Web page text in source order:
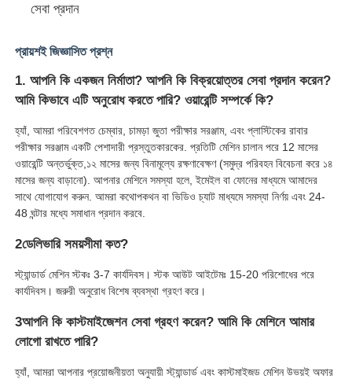
সেবা প্রদান
প্রায়শই জিজ্ঞাসিত প্রশ্ন
1. আপনি কি একজন নির্মাতা? আপনি কি বিক্রয়োত্তর সেবা প্রদান করেন?
আমি কিভাবে এটি অনুরোধ করতে পারি? ওয়ারেন্টি সম্পর্কে কি?
হ্যাঁ, আমরা পরিবেশগত চেম্বার, চামড়া জুতা পরীক্ষার সরঞ্জাম, এবং প্লাস্টিকের রাবার
পরীক্ষার সরঞ্জাম একটি পেশাদারী প্রস্তুতকারকের. প্রতিটি মেশিন চালান পরে 12 মাসের
ওয়ারেন্টি অন্তর্ভুক্ত,১২ মাসের জন্য বিনামূল্যে রক্ষণাবেক্ষণ (সমুদ্র পরিবহন বিবেচনা করে ১৪
মাসের জন্য বাড়ানো). আপনার মেশিনে সমস্যা হলে, ইমেইল বা ফোনের মাধ্যমে আমাদের
সাথে যোগাযোগ করুন. আমরা কথোপকথন বা ভিডিও চ্যাট মাধ্যমে সমস্যা নির্ণয় এবং 24-
48 ঘন্টার মধ্যে সমাধান প্রদান করবে.
2ডেলিভারি সময়সীমা কত?
স্ট্যান্ডার্ড মেশিন স্টকঃ 3-7 কার্যদিবস। স্টক আউট আইটেমঃ 15-20 পরিশোধের পরে
কার্যদিবস। জরুরী অনুরোধ বিশেষ ব্যবস্থা গ্রহণ করে।
3আপনি কি কাস্টমাইজেশন সেবা গ্রহণ করেন? আমি কি মেশিনে আমার
লোগো রাখতে পারি?
হ্যাঁ, আমরা আপনার প্রয়োজনীয়তা অনুযায়ী স্ট্যান্ডার্ড এবং কাস্টমাইজড মেশিন উভয়ই অফার